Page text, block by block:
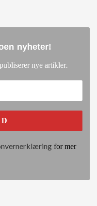
nyheter!
nye artikler.
for mer